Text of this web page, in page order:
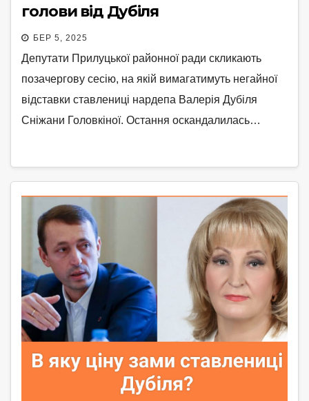
голови від Дубіля
БЕР 5, 2025
Депутати Прилуцької районної ради скликають
позачергову сесію, на якій вимагатимуть негайної
відставки ставлениці нардепа Валерія Дубіля
Сніжани Головкіної. Остання оскандалилась…